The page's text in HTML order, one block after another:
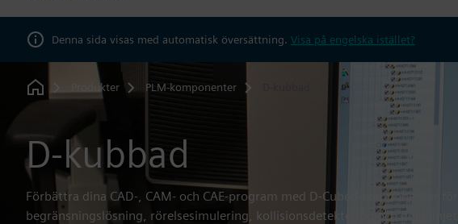
Denna sida visas med automatisk översättning. Visa på engelska istället?
Home
Produkter PLM-komponenter
D-kubbad
Förbättra dina CAD-, CAM- och CAE-program med D-Cubed-komponenter för
begränsningslösning, rörelsesimulering, kollisionsdetektering och dold